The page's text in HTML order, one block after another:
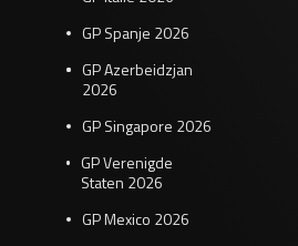
GP Spanje 2026
GP Azerbeidzjan
2026
GP Singapore 2026
GP Verenigde
Staten 2026
GP Mexico 2026